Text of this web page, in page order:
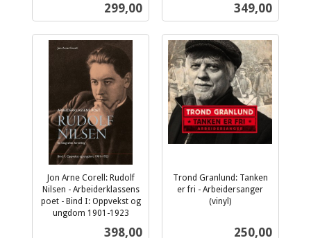
Pris
299,00 Pris
349,00
Jon Arne Corell: Rudolf
Nilsen - Arbeiderklassens
poet - Bind I: Oppvekst og
ungdom 1901-1923
Pris
398,00
Trond Granlund: Tanken
er fri - Arbeidersanger
(vinyl)
Pris
250,00